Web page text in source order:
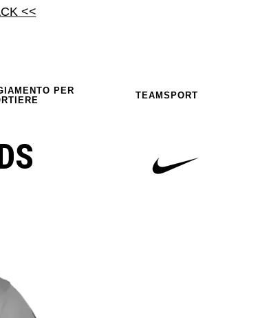
<<
PER
TEAMSPORT